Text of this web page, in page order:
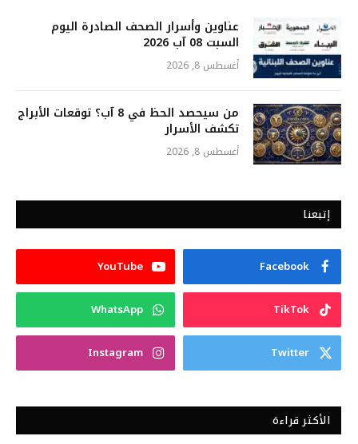
عناوين وأسرار الصحف الصادرة اليوم
السبت 08 آب 2026
أغسطس 8, 2026
من سيحصد الحظ في 8 آب؟ توقعات الأبراج
تكشف الأسرار
أغسطس 8, 2026
إتبعنا
Facebook
YouTube
TikTok
WhatsApp
Twitter
Instagram
الأكثر قراءة